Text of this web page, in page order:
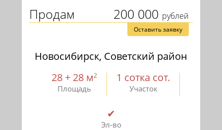
200 000 рублей
Продам
Оставить заявку
Новосибирск, Советский район
28 + 28 м2
Площадь
1 сотка сот.
Участок
✔
Эл-во